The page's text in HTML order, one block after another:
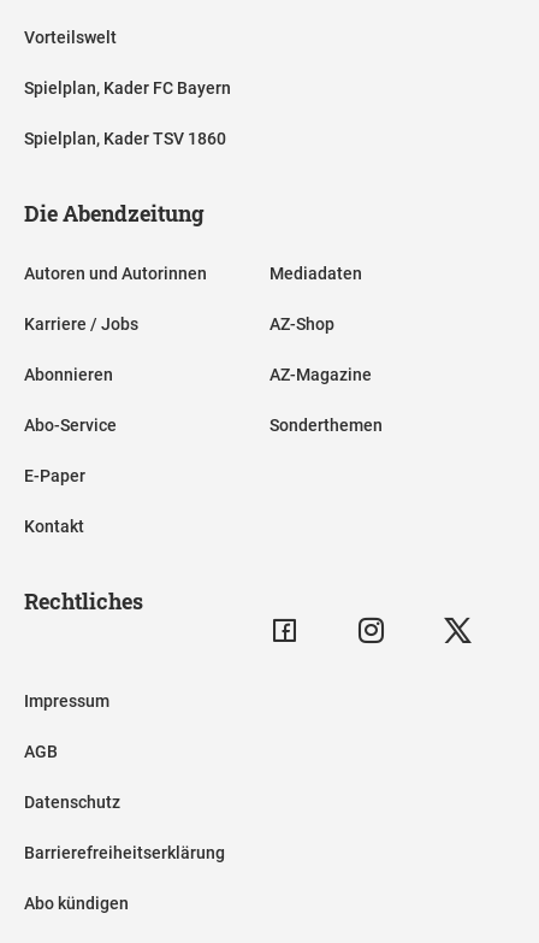
Vorteilswelt
Spielplan, Kader FC Bayern
Spielplan, Kader TSV 1860
Die Abendzeitung
Autoren und Autorinnen
Karriere / Jobs
Abonnieren
Abo-Service
E-Paper
Kontakt
Mediadaten
AZ-Shop
AZ-Magazine
Sonderthemen
Rechtliches
Impressum
AGB
Datenschutz
Barrierefreiheitserklärung
Abo kündigen